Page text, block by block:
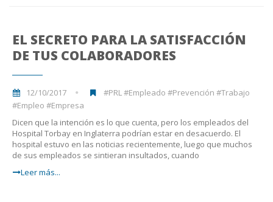
EL SECRETO PARA LA SATISFACCIÓN
DE TUS COLABORADORES
12/10/2017
#PRL #Empleado #Prevención #Trabajo
#Empleo #Empresa
Dicen que la intención es lo que cuenta, pero los empleados del
Hospital Torbay en Inglaterra podrían estar en desacuerdo. El
hospital estuvo en las noticias recientemente, luego que muchos
de sus empleados se sintieran insultados, cuando
Leer más...